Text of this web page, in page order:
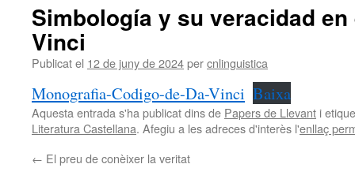
Simbología y su veracidad
Vinci
Publicat el 12 de juny de 2024percnlinguistica
Monografia-Codigo-de-Da-Vinci Baixa
Aquesta entrada s'ha publicat dins de Papers de Llevant i
Literatura Castellana. Afegiu a les adreces d'interès l'enllaç
← El preu de conèixer la veritat